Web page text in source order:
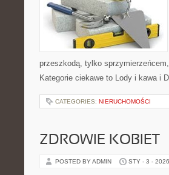
przeszkodą, tylko
Kategorie ciekawe to Lody i kawa i
CATEGORIES: NIERUCHOMOŚCI
ZDROWIE KOBIET
POSTED BY ADMIN STY - 3 - 2026